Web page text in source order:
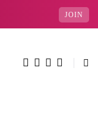
JOIN